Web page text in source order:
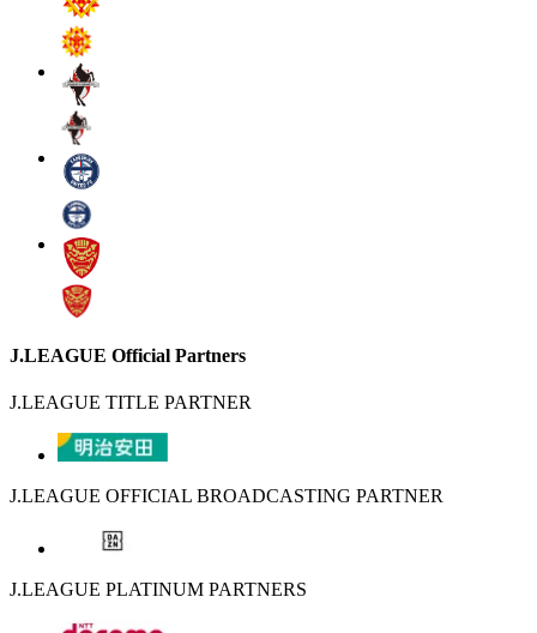
J.LEAGUE Official Partners
J.LEAGUE TITLE PARTNER
J.LEAGUE OFFICIAL BROADCASTING PARTNER
J.LEAGUE PLATINUM PARTNERS